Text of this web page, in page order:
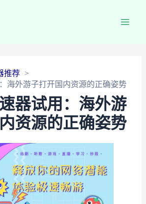
推荐
海外游子打开国内资源的正确姿势
器试用：海外游
资源的正确姿势